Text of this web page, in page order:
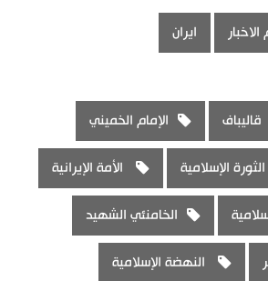
ايران
قاليباف الإمام الخميني
الثورة الإسلامية الأمة الإيرانية
الخامنئي الشهيد
النهضة الإسلامية